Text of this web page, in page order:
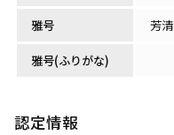
雅号 芳清
雅号(ふりがな)
認定情報